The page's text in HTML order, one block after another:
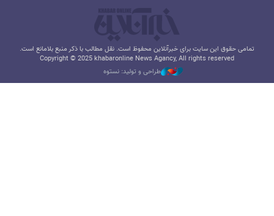
تمامی حقوق این سایت برای خبرآنلاین محفوظ است. نقل مطالب با ذکر منبع بلامانع است.
Copyright © 2025 khabaronline News Agancy, All rights reserved
طراحی و تولید: نستوه